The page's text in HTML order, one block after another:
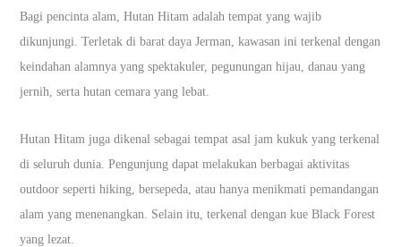
Bagi pencinta alam, Hutan Hitam adalah tempat yang wajib
dikunjungi. Terletak di barat daya Jerman, kawasan ini terkenal dengan
keindahan alamnya yang spektakuler, pegunungan hijau, danau yang
jernih, serta hutan cemara yang lebat.
Hutan Hitam juga dikenal sebagai tempat asal jam kukuk yang terkenal
di seluruh dunia. Pengunjung dapat melakukan berbagai aktivitas
outdoor seperti hiking, bersepeda, atau hanya menikmati pemandangan
alam yang menenangkan. Selain itu, terkenal dengan kue Black Forest
yang lezat.